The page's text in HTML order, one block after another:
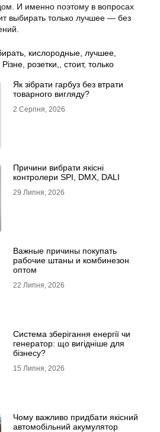
И именно поэтому в вопросах
выбирать только лучшее — без
кислородные лучшее
Різне розетки, стоит, только
Як зібрати гарбуз без втрати
товарного вигляду?
2 Серпня, 2026
Причини вибрати якісні
контролери SPI, DMX, DALI
29 Липня, 2026
Важные причины покупать
рабочие штаны и комбинезон
оптом
22 Липня, 2026
Система зберігання енергії чи
генератор: що вигідніше для
бізнесу?
15 Липня, 2026
Чому важливо придбати якісний
автомобільний акумулятор